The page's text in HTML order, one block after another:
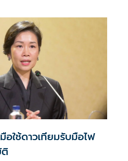
อใช้ดาวเทียมรับมือไฟ